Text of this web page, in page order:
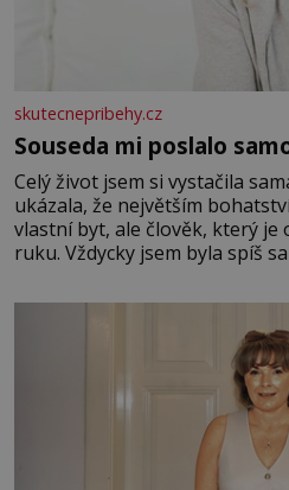
skutecnepribehy.cz
Souseda mi poslalo
Celý život jsem si vystačila
ukázala, že největším
vlastní byt, ale člověk, který
ruku. Vždycky jsem byla spíš
mi knihy, práce a hlavně klid.